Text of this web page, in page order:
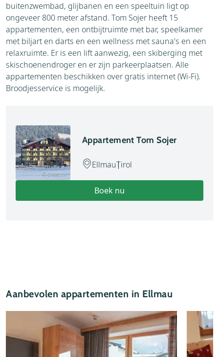
buitenzwembad, glijbanen en een speeltuin ligt op
ongeveer 800 meter afstand. Tom Sojer heeft 15
appartementen, een ontbijtruimte met bar, speelkamer
met biljart en darts en een wellness met sauna's en een
relaxruimte. Er is een lift aanwezig, een skiberging met
skischoenendroger en er zijn parkeerplaatsen. Alle
appartementen beschikken over gratis internet (Wi-Fi).
Broodjesservice is mogelijk.
© chalet.nl
Appartement Tom Sojer
EllmauTirol
Boek nu
Aanbevolen appartementen in Ellmau